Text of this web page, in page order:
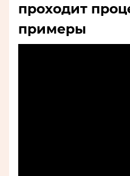
проходит
примеры